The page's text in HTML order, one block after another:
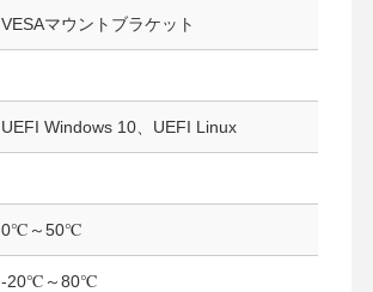
VESAマウントブラケット
UEFI Windows 10、UEFI Linux
0℃～50℃
-20℃～80℃